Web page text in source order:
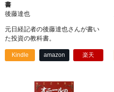
書
後藤達也
元日経記者の後藤達也さんが書い
た投資の教科書。
Kindle amazon 楽天